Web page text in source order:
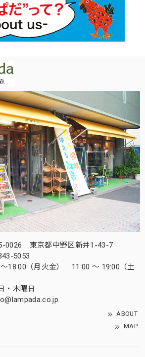
0026 東京都中野区新井1-43-7
5053
～18:00（月火金） 11:00 ～ 19:00（土
・木曜日
ABOUT
MAP